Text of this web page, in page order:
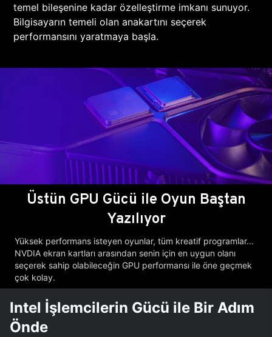
temel bileşenine kadar özelleştirme imkanı sunuyor.
Bilgisayarın temeli olan anakartını seçerek
performansını yaratmaya başla.
Üstün GPU Gücü ile Oyun Baştan
Yazılıyor
Yüksek performans isteyen oyunlar, tüm kreatif programlar...
NVDIA ekran kartları arasından senin için en uygun olanı
seçerek sahip olabileceğin GPU performansı ile öne geçmek
çok kolay.
Intel İşlemcilerin Gücü ile Bir Adım
Önde